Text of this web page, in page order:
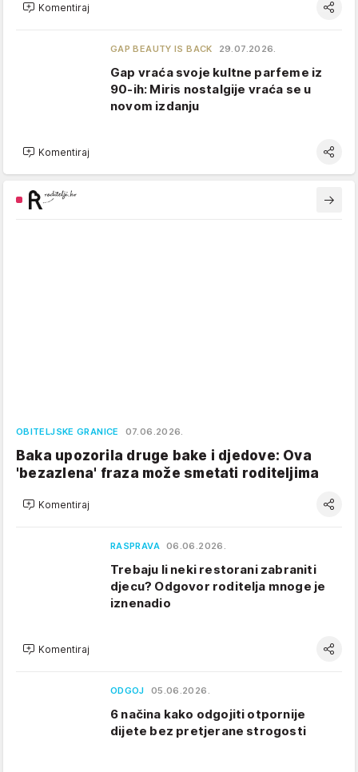
Komentiraj
GAP BEAUTY IS BACK 29.07.2026.
Gap vraća svoje kultne parfeme iz
90-ih: Miris nostalgije vraća se u
novom izdanju
Komentiraj
OBITELJSKE GRANICE 07.06.2026.
Baka upozorila druge bake i djedove: Ova
'bezazlena' fraza može smetati roditeljima
Komentiraj
RASPRAVA 06.06.2026.
Trebaju li neki restorani zabraniti
djecu? Odgovor roditelja mnoge je
iznenadio
Komentiraj
ODGOJ 05.06.2026.
6 načina kako odgojiti otpornije
dijete bez pretjerane strogosti